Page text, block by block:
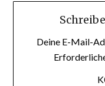
Deine E-Mail-